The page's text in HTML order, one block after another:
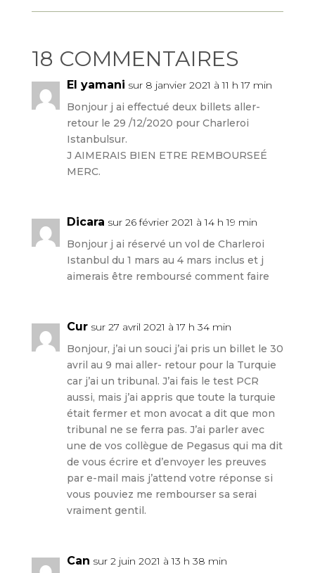
18 COMMENTAIRES
El yamani sur 8 janvier 2021 à 11 h 17 min
Bonjour j ai effectué deux billets aller-
retour le 29 /12/2020 pour Charleroi
Istanbulsur.
J AIMERAIS BIEN ETRE REMBOURSEÉ
MERC.
Dicara sur 26 février 2021 à 14 h 19 min
Bonjour j ai réservé un vol de Charleroi
Istanbul du 1 mars au 4 mars inclus et j
aimerais être remboursé comment faire
Cur sur 27 avril 2021 à 17 h 34 min
Bonjour, j’ai un souci j’ai pris un billet le 30
avril au 9 mai aller- retour pour la Turquie
car j’ai un tribunal. J’ai fais le test PCR
aussi, mais j’ai appris que toute la turquie
était fermer et mon avocat a dit que mon
tribunal ne se ferra pas. J’ai parler avec
une de vos collègue de Pegasus qui ma dit
de vous écrire et d’envoyer les preuves
par e-mail mais j’attend votre réponse si
vous pouviez me rembourser sa serai
vraiment gentil.
Can sur 2 juin 2021 à 13 h 38 min